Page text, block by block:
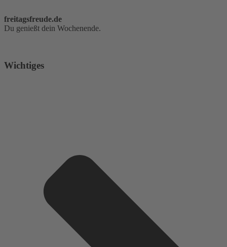
freitagsfreude.de
Du genießt dein Wochenende.
Wichtiges